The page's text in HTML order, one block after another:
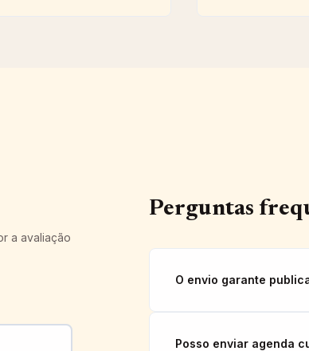
a avaliação
Perguntas
O envio garante
Posso enviar agenda